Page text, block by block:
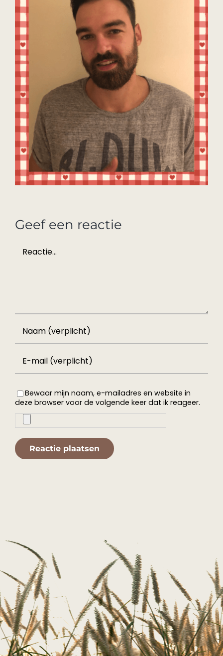
Medewerkers
Contact
Agenda
In het nieuws
Geef een reactie
Bewaar mijn naam, e-mailadres en website in
deze browser voor de volgende keer dat ik reageer.